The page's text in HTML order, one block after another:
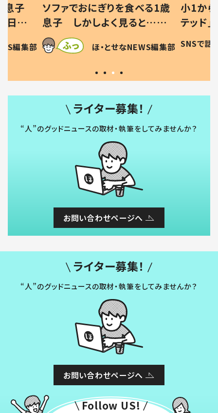
にぎりを食べる1歳
しよく見ると…母
べてを察した母の投稿
から許す！」「現行
ほ・とせなNEWS編集部
小1から不登校、息子は「
テッド」だった 父が“ウ
食”を作り続ける理由と
和の親 #令和の子
SNSで話題 ほ・とせなNEWS
ライター募集！
“人”のグッドニュースの取材・執筆をしてみませんか？
お問い合わせページへ
ライター募集！
“人”のグッドニュースの取材・執筆をしてみませんか？
お問い合わせページへ
Follow US!